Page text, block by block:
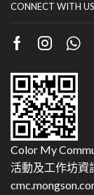
CONNECT WITH US
Color My
活動及工作坊資